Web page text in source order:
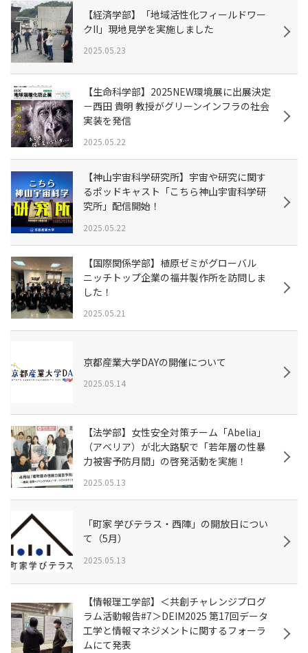
【経済学部】「地域活性化フィールドワー
クII」現地見学を実施しました
2025.05.23
【生命科学部】2025NEW環境展に出展決定
－西田 貴明 教授がグリーンインフラの社会
実装を発信
2025.05.22
【神山宇宙科学研究所】宇宙や研究に関す
るポッドキャスト「こちら神山宇宙科学研
究所」配信開始！
2025.05.22
【国際関係学部】植原ゼミがグローバル
ニッチトップ企業の福井製作所を訪問しま
した！
2025.05.21
京都産業大学DAYの開催について
2025.05.14
【法学部】女性安全対策チーム「Abelia」
（アベリア）が北大路駅で「若年層の性暴
力被害予防月間」の啓発活動を実施！
2025.05.13
「町家 学びテラス・西陣」の開放日につい
て（5月）
2025.05.13
【情報理工学部】＜共創チャレンジプログ
ラム活動報告#7＞DEIM2025 第17回データ
⼯学と情報マネジメントに関するフォーラ
ムにて発表